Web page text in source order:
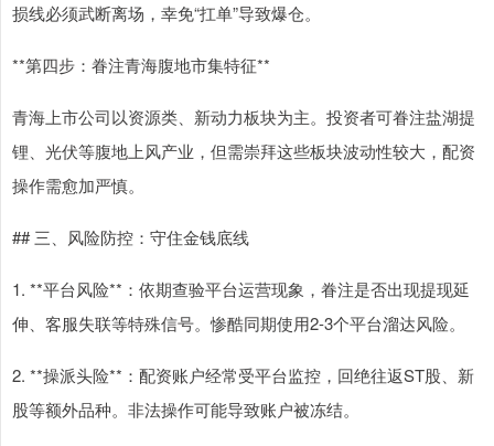
损线必须武断离场，幸免“扛单”导致爆仓。
**第四步：眷注青海腹地市集特征**
青海上市公司以资源类、新动力板块为主。投资者可眷注盐湖提
锂、光伏等腹地上风产业，但需崇拜这些板块波动性较大，配资
操作需愈加严慎。
## 三、风险防控：守住金钱底线
1. **平台风险**：依期查验平台运营现象，眷注是否出现提现延
伸、客服失联等特殊信号。惨酷同期使用2-3个平台溜达风险。
2. **操派头险**：配资账户经常受平台监控，回绝往返ST股、新
股等额外品种。非法操作可能导致账户被冻结。